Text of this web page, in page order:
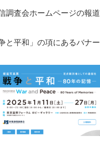
調査会ホームページの報
と平和」の項にあるバナ